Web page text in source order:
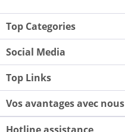
Top Categories
Social Media
Top Links
Vos avantages avec nous